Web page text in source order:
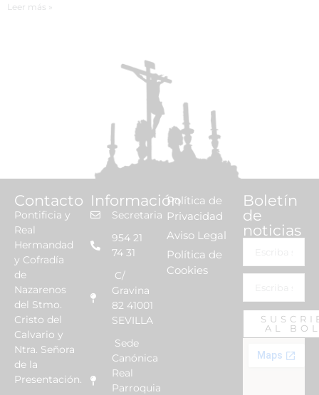
Leer más »
Contacto
Pontificia y
Real
Hermandad
y Cofradía
de
Nazarenos
del Stmo.
Cristo del
Calvario y
Ntra. Señora
de la
Presentación.
Información
Secretaria
954 21
74 31
C/
Gravina
82 41001
SEVILLA
Sede
Canónica
Real
Parroquia
Política de
Privacidad
Aviso Legal
Política de
Cookies
Boletín
de
noticias
AL